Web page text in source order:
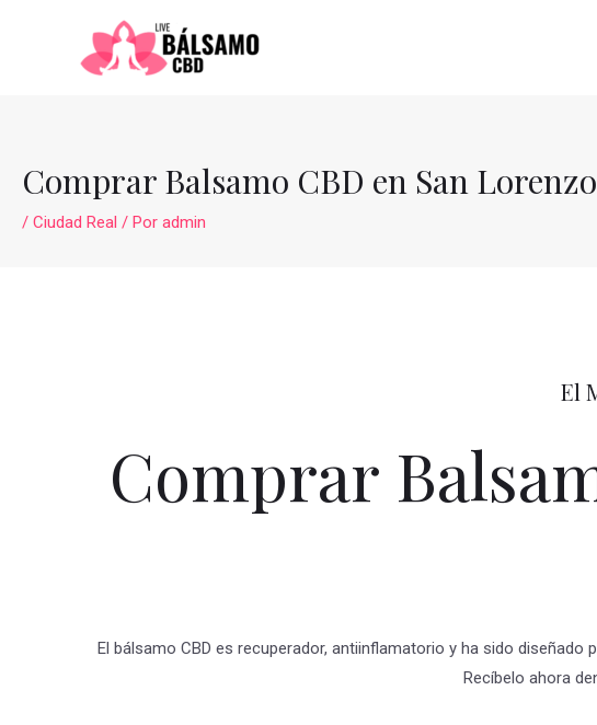
Comprar Balsamo CBD en San
/ Ciudad Real / Por admin
El
Comprar
El bálsamo CBD es recuperador, antiinflamatorio y ha sido
Recíbelo ahora